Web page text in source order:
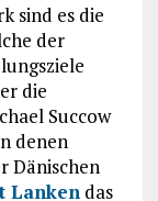
sind es die
der
die
Succow
denen
Dänischen
Lanken das